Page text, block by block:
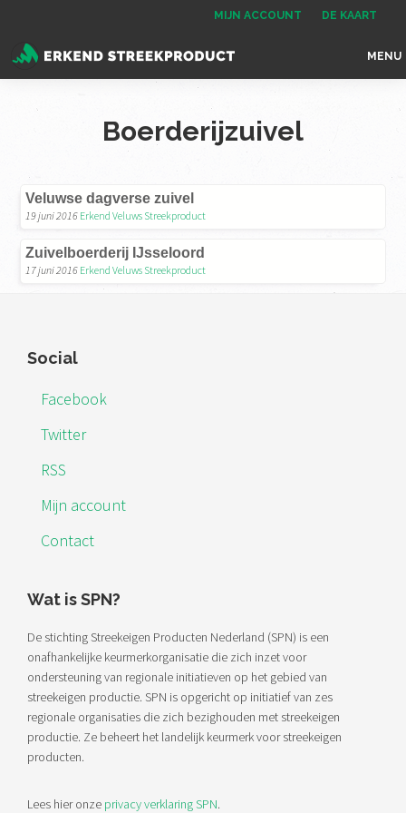
naar
de
naar
de
naar
de
MIJN ACCOUNT DE KAART
Erkend
het
enige
onafhankelijke
keurmerk
voor
MENU
Boerderijzuivel
Veluwse dagverse zuivel
19 juni 2016 Erkend Veluws Streekproduct
Zuivelboerderij IJsseloord
17 juni 2016 Erkend Veluws Streekproduct
Footer
Social
Facebook
Twitter
RSS
Mijn account
Contact
Wat is SPN?
De stichting Streekeigen Producten Nederland (SPN) is een
onafhankelijke keurmerkorganisatie die zich inzet voor
ondersteuning van regionale initiatieven op het gebied van
streekeigen productie. SPN is opgericht op initiatief van zes
regionale organisaties die zich bezighouden met streekeigen
productie. Ze beheert het landelijk keurmerk voor streekeigen
producten.
Lees hier onze privacy verklaring SPN.